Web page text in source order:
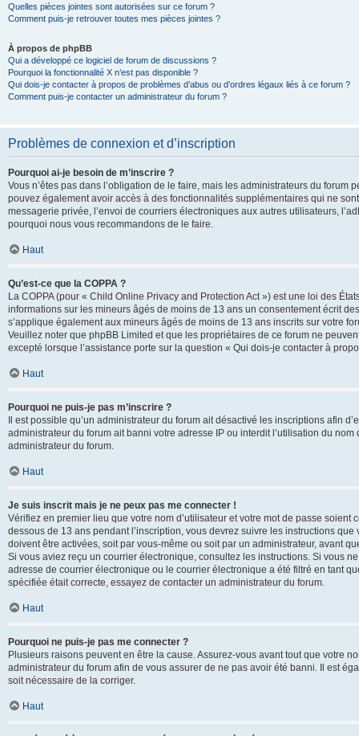
Quelles pièces jointes sont autorisées sur ce forum ?
Comment puis-je retrouver toutes mes pièces jointes ?
À propos de phpBB
Qui a développé ce logiciel de forum de discussions ?
Pourquoi la fonctionnalité X n’est pas disponible ?
Qui dois-je contacter à propos de problèmes d’abus ou d’ordres légaux liés à ce forum ?
Comment puis-je contacter un administrateur du forum ?
Problèmes de connexion et d’inscription
Pourquoi ai-je besoin de m’inscrire ?
Vous n’êtes pas dans l’obligation de le faire, mais les administrateurs du
pouvez également avoir accès à des fonctionnalités supplémentaires qui ne
messagerie privée, l’envoi de courriers électroniques aux autres utilisateurs,
pourquoi nous vous recommandons de le faire.
Haut
Qu’est-ce que la COPPA ?
La COPPA (pour « Child Online Privacy and Protection Act ») est une loi des
informations sur les mineurs âgés de moins de 13 ans un consentement écrit
s’applique également aux mineurs âgés de moins de 13 ans inscrits sur votre
Veuillez noter que phpBB Limited et que les propriétaires de ce forum ne
excepté lorsque l’assistance porte sur la question « Qui dois-je contacter à
Haut
Pourquoi ne puis-je pas m’inscrire ?
Il est possible qu’un administrateur du forum ait désactivé les inscriptions afin
administrateur du forum ait banni votre adresse IP ou interdit l’utilisation du
administrateur du forum.
Haut
Je suis inscrit mais je ne peux pas me connecter !
Vérifiez en premier lieu que votre nom d’utilisateur et votre mot de passe
dessous de 13 ans pendant l’inscription, vous devrez suivre les instructions
doivent être activées, soit par vous-même ou soit par un administrateur, avant
Si vous aviez reçu un courrier électronique, consultez les instructions. Si vous
adresse de courrier électronique ou le courrier électronique a été filtré en tant
spécifiée était correcte, essayez de contacter un administrateur du forum.
Haut
Pourquoi ne puis-je pas me connecter ?
Plusieurs raisons peuvent en être la cause. Assurez-vous avant tout que votre
administrateur du forum afin de vous assurer de ne pas avoir été banni. Il est
soit nécessaire de la corriger.
Haut